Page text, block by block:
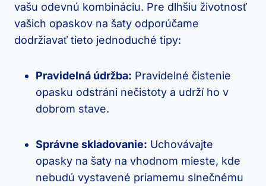
vašu odevnú kombináciu. Pre dlhšiu životnosť
vašich opaskov na šaty odporúčame
dodržiavať tieto jednoduché tipy:
Pravidelná údržba: Pravidelné čistenie
opasku odstráni nečistoty a udrží ho v
dobrom stave.
Správne skladovanie: Uchovávajte
opasky na šaty na vhodnom mieste, kde
nebudú vystavené priamemu slnečnému